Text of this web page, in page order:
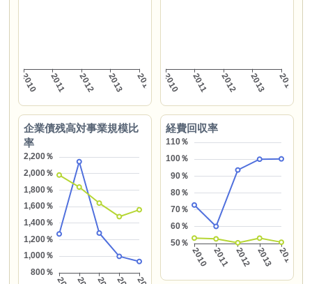
企業債残高対事業規模比
率
経費回収率